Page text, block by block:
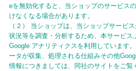
eを無効化すると、当ショップのサービス
けなくなる場合があります。
（２） 当ショップは、当ショップサービ
状況等を調査・分析するため、本サービス
Google アナリティクスを利用しています
ータが収集、処理される仕組みその他
情報につきましては、同社のサイトをご覧